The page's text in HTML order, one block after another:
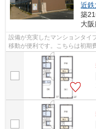
近鉄
築
大阪
設備が充実したマンションタイ
移動が便利です。こちらは初期
で、支払い手続きの手間が省け